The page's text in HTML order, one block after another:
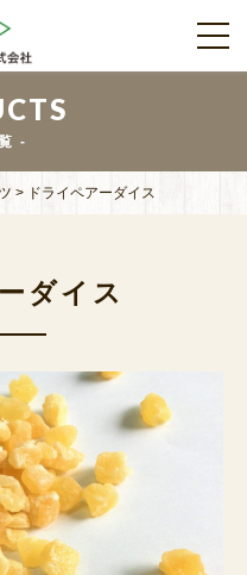
> ドライペアーダイス
ダイス